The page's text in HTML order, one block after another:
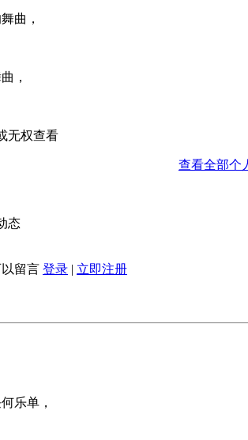
曲，
，
无权查看
查看全部个
态
留言 登录 | 立即注册
乐单，